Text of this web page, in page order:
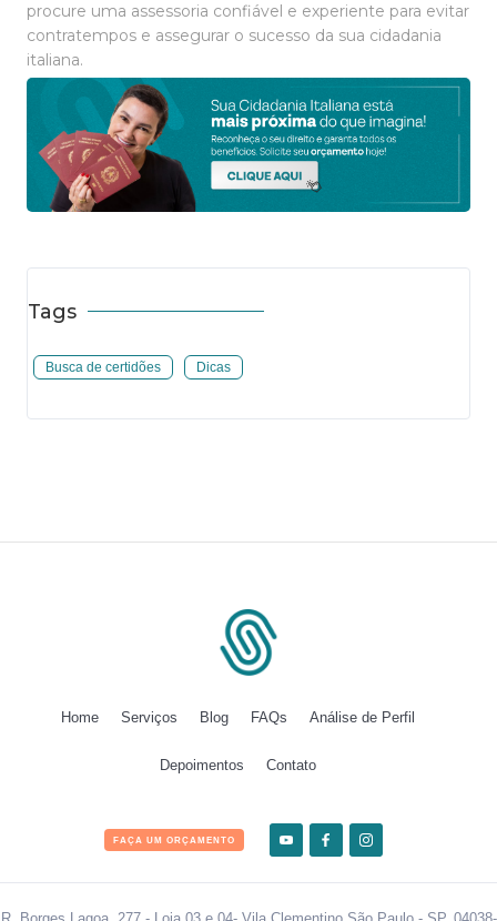
procure uma assessoria confiável e experiente para evitar
contratempos e assegurar o sucesso da sua cidadania
italiana.
Tags
Busca de certidões Dicas
Home Serviços Blog FAQs Análise de Perfil
Depoimentos Contato
FAÇA UM ORÇAMENTO